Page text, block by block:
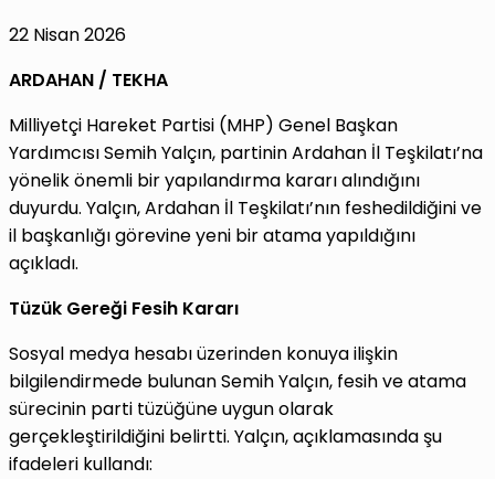
22 Nisan 2026
ARDAHAN / TEKHA
Milliyetçi Hareket Partisi (MHP) Genel Başkan
Yardımcısı Semih Yalçın, partinin Ardahan İl Teşkilatı’na
yönelik önemli bir yapılandırma kararı alındığını
duyurdu. Yalçın, Ardahan İl Teşkilatı’nın feshedildiğini ve
il başkanlığı görevine yeni bir atama yapıldığını
açıkladı.
Tüzük Gereği Fesih Kararı
Sosyal medya hesabı üzerinden konuya ilişkin
bilgilendirmede bulunan Semih Yalçın, fesih ve atama
sürecinin parti tüzüğüne uygun olarak
gerçekleştirildiğini belirtti. Yalçın, açıklamasında şu
ifadeleri kullandı: